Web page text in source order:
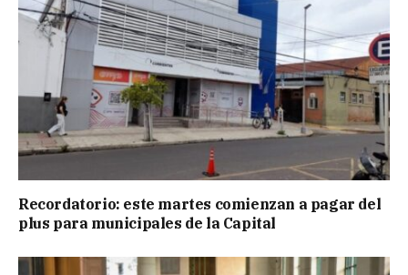
Recordatorio: este martes comienzan a pagar del
plus para municipales de la Capital